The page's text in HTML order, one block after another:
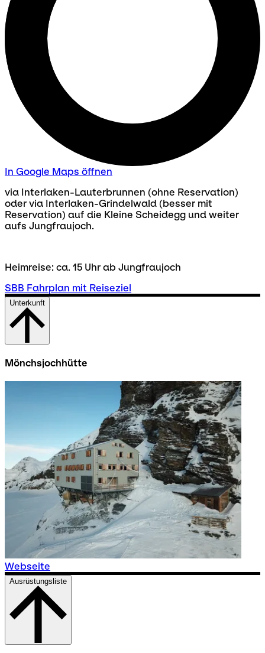
In Google Maps öffnen
via Interlaken-Lauterbrunnen (ohne Reservation)
oder via Interlaken-Grindelwald (besser mit
Reservation) auf die Kleine Scheidegg und weiter
aufs Jungfraujoch.
Heimreise: ca. 15 Uhr ab Jungfraujoch
SBB Fahrplan mit Reiseziel
Unterkunft
Mönchsjochhütte
Webseite
Ausrüstungsliste